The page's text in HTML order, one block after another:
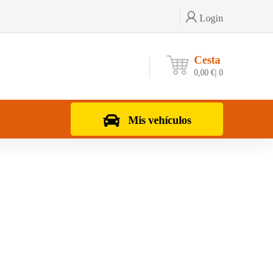
Login
Cesta
0,00 € 0
Mis vehículos